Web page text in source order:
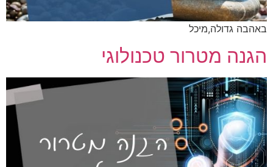
באהבה גדולה,מיכל
הגנה מטרור טכנולוגי